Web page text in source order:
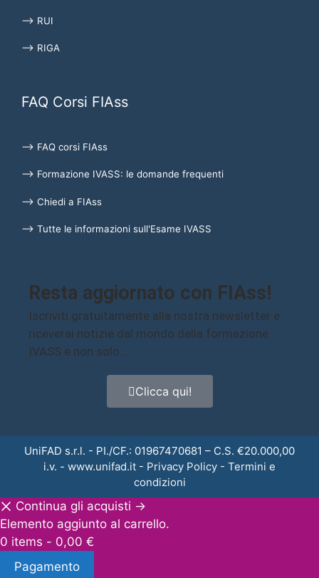
⟶ RUI
⟶ RIGA
FAQ Corsi FIAss
⟶ FAQ corsi FIAss
⟶ Formazione IVASS: le domande frequenti
⟶ Chiedi a FIAss
⟶ Tutte le informazioni sull'Esame IVASS
Resta aggiornato con FIAss!
Iscriviti gratuitamente alla nostra newsletter e
riceverai notizie dal mondo della formazione
IVASS e non solo…
Clicca qui!
UniFAD s.r.l. - PI./CF.: 01967470681 – C.S. €20.000,00
i.v. - www.unifad.it - Privacy Policy - Termini e
condizioni
Continua gli acquisti →
Elemento aggiunto al carrello.
0 items - 0,00 €
Pagamento